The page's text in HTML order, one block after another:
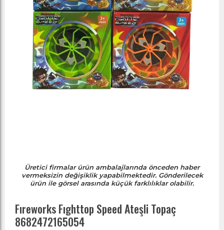
Üretici firmalar ürün ambalajlarında önceden haber
vermeksizin değişiklik yapabilmektedir. Gönderilecek
ürün ile görsel arasında küçük farklılıklar olabilir.
Fıreworks Fıghttop Speed Ateşli Topaç
8682472165054